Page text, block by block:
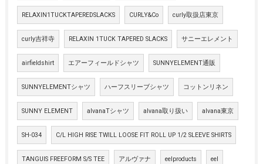
RELAXIN1TUCKTAPEREDSLACKS CURLY&Co curly取扱店東京
curly吉祥寺 RELAXIN 1TUCK TAPERED SLACKS サニーエレメント
airfieldshirt エアーフィールドシャツ SUNNYELEMENT通販
SUNNYELEMENTシャツ ハーフスリーブシャツ コットンリネン
SUNNY ELEMENT alvanaTシャツ alvana取り扱い alvana東京
SH-034 C/L HIGH RISE TWILL LOOSE FIT ROLL UP 1/2 SLEEVE SHIRTS
TANGUIS FREEFORM S/S TEE アルヴァナ eelproducts eel